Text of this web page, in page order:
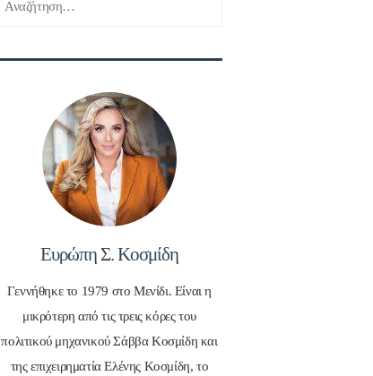
Ευρώπη Σ. Κοσμίδη
Γεννήθηκε το 1979 στο Μενίδι. Είναι η
μικρότερη από τις τρεις κόρες του
πολιτικού μηχανικού Σάββα Κοσμίδη και
της επιχειρηματία Ελένης Κοσμίδη, το